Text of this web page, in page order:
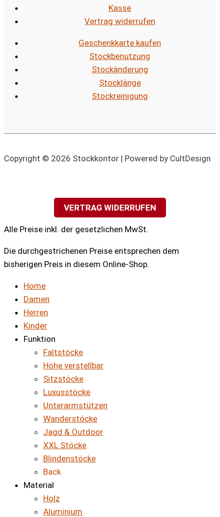
Kasse
Vertrag widerrufen
Geschenkkarte kaufen
Stockbenutzung
Stockänderung
Stocklänge
Stockreinigung
Copyright © 2026 Stockkontor | Powered by CultDesign
VERTRAG WIDERRUFEN
Alle Preise inkl. der gesetzlichen MwSt.
Die durchgestrichenen Preise entsprechen dem
bisherigen Preis in diesem Online-Shop.
Home
Damen
Herren
Kinder
Funktion
Faltstöcke
Höhe verstellbar
Sitzstöcke
Luxusstöcke
Unterarmstützen
Wanderstöcke
Jagd & Outdoor
XXL Stöcke
Blindenstöcke
Back
Material
Holz
Aluminium